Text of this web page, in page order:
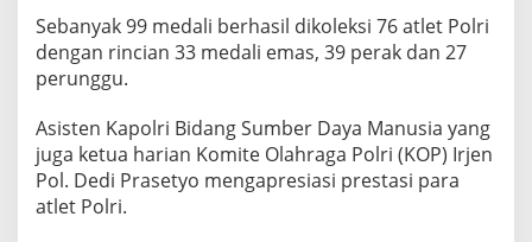
m
u
l
e
t
Sebanyak 99 medali berhasil dikoleksi 76 atlet Polri
dengan rincian 33 medali emas, 39 perak dan 27
perunggu.
Asisten Kapolri Bidang Sumber Daya Manusia yang
juga ketua harian Komite Olahraga Polri (KOP) Irjen
Pol. Dedi Prasetyo mengapresiasi prestasi para
atlet Polri.